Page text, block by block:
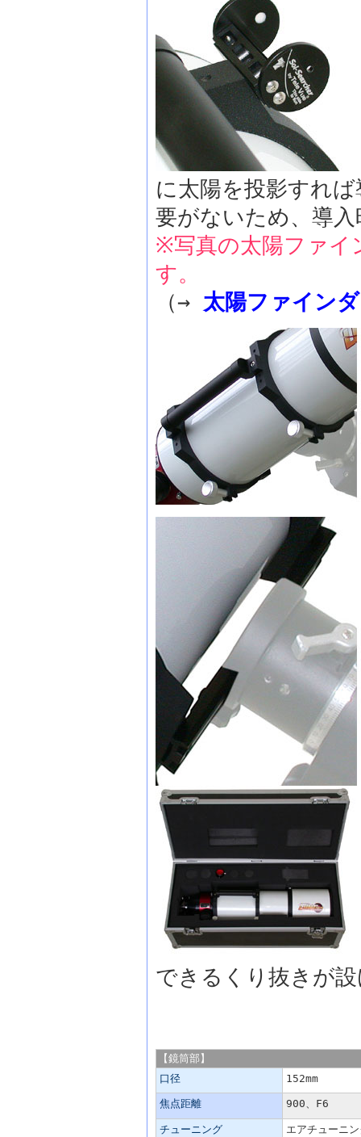
に太陽を投影すれ
要がないため、導
※写真の太陽ファイ
す。
（→ 太陽ファイン
できるくり抜きが
【鏡筒部】
口径
152mm
焦点距離 900、F6
チューニング
エアチューニ